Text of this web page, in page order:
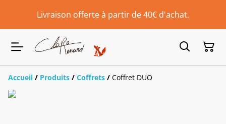
Livraison offerte à partir de 40€ d'achat.
Accueil / Produits / Coffrets / Coffret DUO